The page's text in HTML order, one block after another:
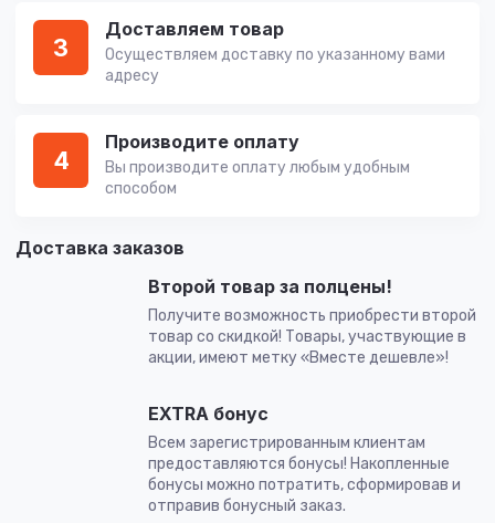
3
Доставляем товар
Осуществляем доставку по указанному вами
адресу
4
Производите оплату
Вы производите оплату любым удобным
способом
Доставка заказов
Второй товар за полцены!
Получите возможность приобрести второй
товар со скидкой! Товары, участвующие в
акции, имеют метку «Вместе дешевле»!
EXTRA бонус
Всем зарегистрированным клиентам
предоставляются бонусы! Накопленные
бонусы можно потратить, сформировав и
отправив бонусный заказ.